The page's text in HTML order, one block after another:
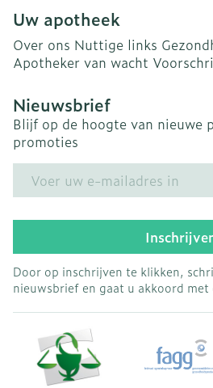
Uw apotheek
Over ons Nuttige links
Apotheker van wacht
Nieuwsbrief
Blijf op de hoogte van nieuwe
promoties
Door op inschrijven te klikken,
nieuwsbrief en gaat u akkoord met